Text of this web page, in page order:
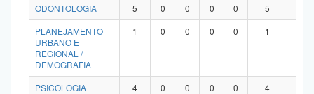
ODONTOLOGIA
5 0 0 0 0 5
PLANEJAMENTO
URBANO E
REGIONAL /
DEMOGRAFIA
1 0 0 0 0 1
PSICOLOGIA 4 0 0 0 0 4